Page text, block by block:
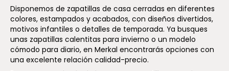
Disponemos de zapatillas de casa cerradas en diferentes
colores, estampados y acabados, con diseños divertidos,
motivos infantiles o detalles de temporada. Ya busques
unas zapatillas calentitas para invierno o un modelo
cómodo para diario, en Merkal encontrarás opciones con
una excelente relación calidad-precio.